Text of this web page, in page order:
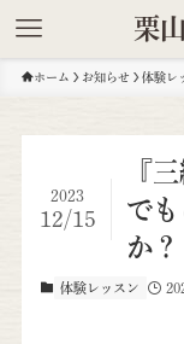
栗
ホーム お知らせ 体験レ
『
で
か？
2023
12/15
体験レッスン